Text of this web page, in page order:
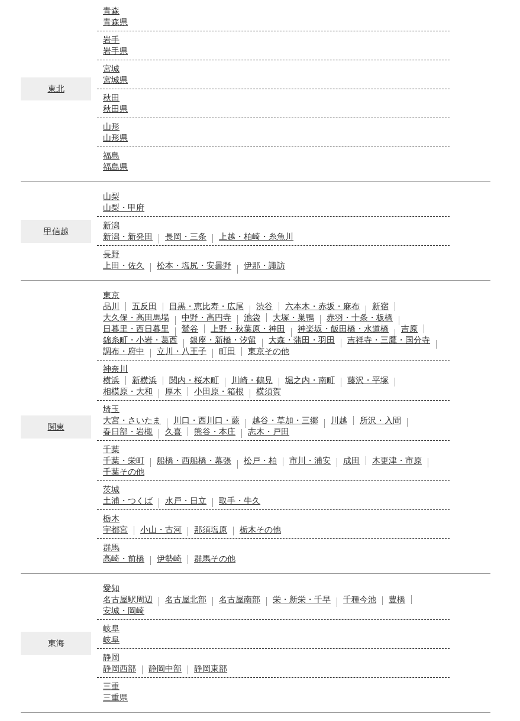
東北
青森
青森県
岩手
岩手県
宮城
宮城県
秋田
秋田県
山形
山形県
福島
福島県
甲信越
山梨
山梨・甲府
新潟
新潟・新発田
長岡・三条
上越・柏崎・糸魚川
長野
上田・佐久
松本・塩尻・安曇野 伊那・諏訪
関東
東京
品川
五反田 目黒・恵比寿・広尾 渋谷 六本木・赤坂・麻布
新宿
大久保・高田馬場
中野・高円寺 池袋 大塚・巣鴨
赤羽・十条・板橋
日暮里・西日暮里
鶯谷 上野・秋葉原・神田 神楽坂・飯田橋・水道橋
吉原
錦糸町・小岩・葛西
銀座・新橋・汐留 大森・蒲田・羽田
吉祥寺・三鷹・国分寺
調布・府中
立川・八王子 町田
東京その他
神奈川
横浜
新横浜 関内・桜木町 川崎・鶴見 堀之内・南町
藤沢・平塚
相模原・大和
厚木 小田原・箱根
横須賀
埼玉
大宮・さいたま
川口・西川口・蕨 越谷・草加・三郷 川越
所沢・入間
春日部・岩槻
久喜 熊谷・本庄
志木・戸田
千葉
千葉・栄町
船橋・西船橋・幕張 松戸・柏 市川・浦安 成田
木更津・市原
千葉その他
茨城
土浦・つくば
水戸・日立
取手・牛久
栃木
宇都宮
小山・古河 那須塩原
栃木その他
群馬
高崎・前橋
伊勢崎 群馬その他
東海
愛知
名古屋駅周辺
名古屋北部 名古屋南部 栄・新栄・千早 千種今池
豊橋
安城・岡崎
岐阜
岐阜
静岡
静岡西部
静岡中部
静岡東部
三重
三重県